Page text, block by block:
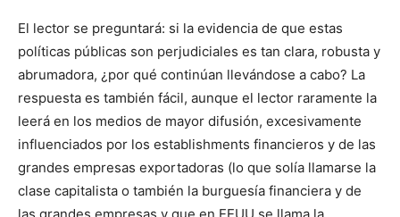
El lector se preguntará: si la evidencia de que estas
políticas públicas son perjudiciales es tan clara, robusta y
abrumadora, ¿por qué continúan llevándose a cabo? La
respuesta es también fácil, aunque el lector raramente la
leerá en los medios de mayor difusión, excesivamente
influenciados por los establishments financieros y de las
grandes empresas exportadoras (lo que solía llamarse la
clase capitalista o también la burguesía financiera y de